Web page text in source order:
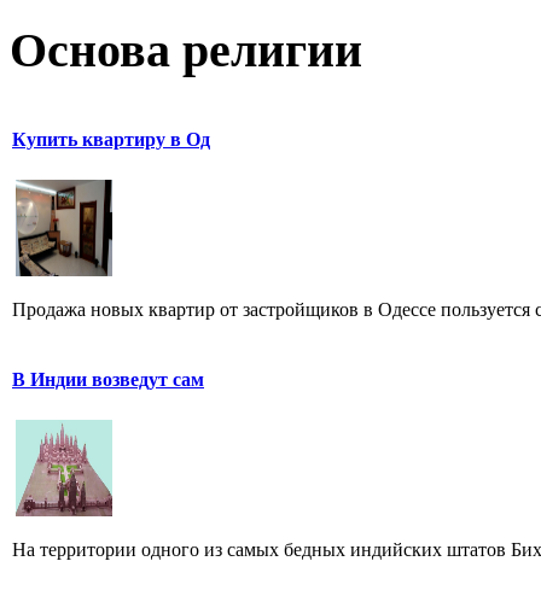
Основа религии
Купить квартиру в Од
Продажа новых квартир от застройщиков в Одессе
В Индии возведут сам
На территории одного из самых бедных индийских штатов